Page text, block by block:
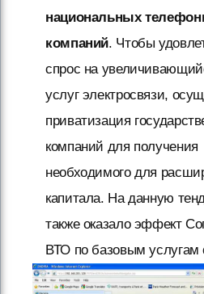
национальных
компаний. Чтобы
спрос на
услуг электросвязи,
приватизация
компаний для получения
необходимого для
капитала. На данную
также оказало эффект
ВТО по базовым услугам